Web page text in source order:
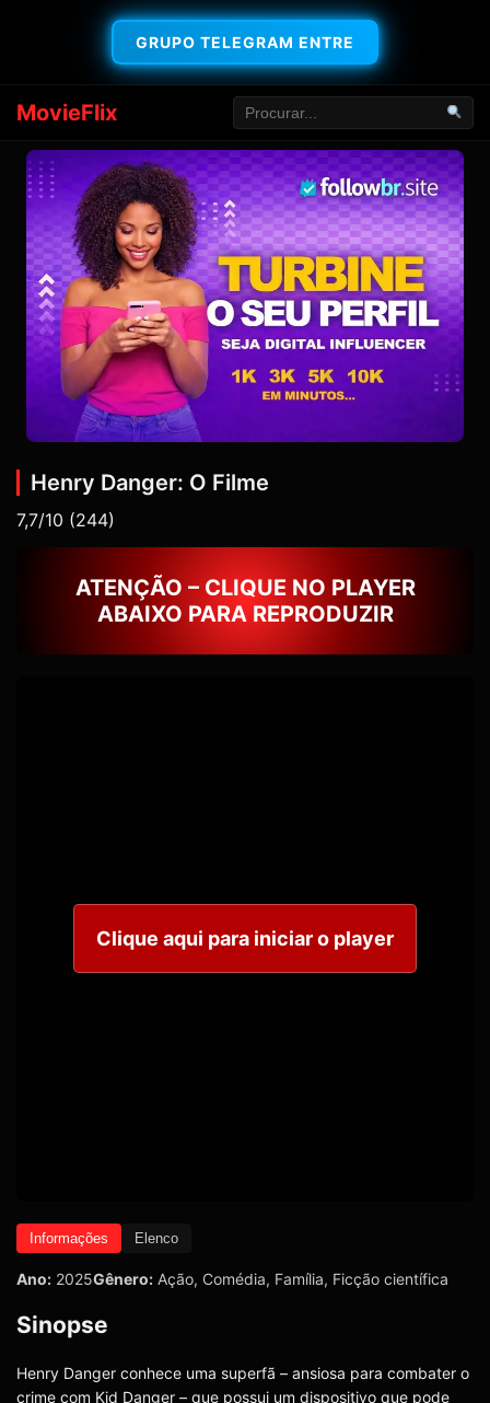
GRUPO TELEGRAM ENTRE
MovieFlix
Henry Danger: O Filme
7,7/10 (244)
ATENÇÃO – CLIQUE NO PLAYER
ABAIXO PARA REPRODUZIR
Clique aqui para iniciar o player
Informações Elenco
Ano: 2025Gênero: Ação, Comédia, Família, Ficção científica
Sinopse
Henry Danger conhece uma superfã – ansiosa para combater o
crime com Kid Danger – que possui um dispositivo que pode